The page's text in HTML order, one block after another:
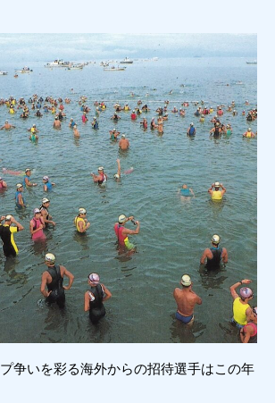
争いを彩る海外からの招待選手はこの年